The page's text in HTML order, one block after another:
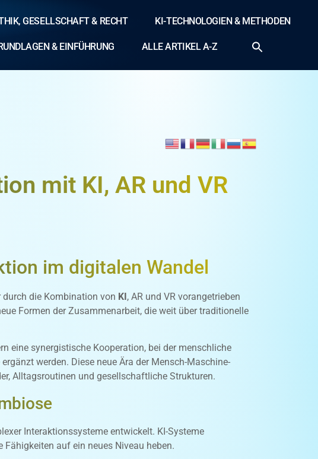
GESELLSCHAFT & RECHT KI-TECHNOLOGIEN & METHODEN
& EINFÜHRUNG ALLE ARTIKEL A-Z
mit KI, AR und VR
im digitalen Wandel
die Kombination von KI, AR und VR vorangetrieben
Formen der Zusammenarbeit, die weit über traditionelle
eine synergistische Kooperation, bei der menschliche
werden. Diese neue Ära der Mensch-Maschine-
Alltagsroutinen und gesellschaftliche Strukturen.
Interaktionssysteme entwickelt. KI-Systeme
auf ein neues Niveau heben.